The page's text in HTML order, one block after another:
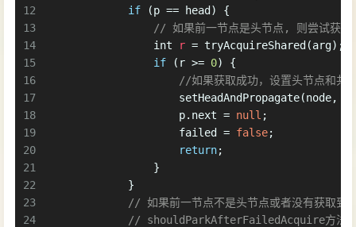
12
13
14
15
16
17
18
19
20
21
22
23
24
if (p == head) {
// 如果前一节点是头节点, 则尝试获取
int
r = tryAcquireShared(arg);
if (r >= 0) {
//如果获取成功，设置头节点和共
setHeadAndPropagate(node,
                    p.next =
null ;
                    failed =
false;
return;
                }
            }
// 如果前一节点不是头节点或者没有获取到
// shouldParkAfterFailedAcquire方法判